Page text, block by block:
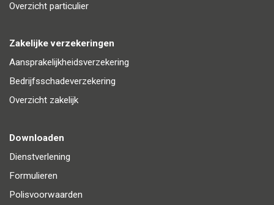
Overzicht particulier
Zakelijke verzekeringen
Aansprakelijkheidsverzekering
Bedrijfsschadeverzekering
Overzicht zakelijk
Downloaden
Dienstverlening
Formulieren
Polisvoorwaarden